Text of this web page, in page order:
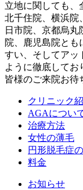
立地に関しても、
北千住院、横浜院
日市院、京都烏
院、鹿児島院とも
すい、そしてアッ
ように徹底してお
皆様のご来院お待
クリニック
AGAについ
治療方法
女性の薄毛
円形脱毛症
料金
お知らせ